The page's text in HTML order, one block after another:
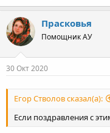
Прасковья
Помощник АУ
30 Окт 2020
Егор Стволов сказал(а):
Если поздравления с